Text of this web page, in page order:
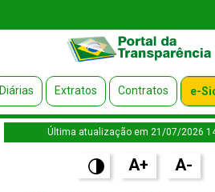
Diárias Extratos Contratos e-
Última atualização em 21/07/2026
A+ A-